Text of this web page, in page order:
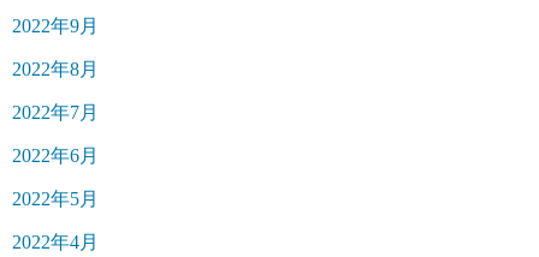
2022年9月
2022年8月
2022年7月
2022年6月
2022年5月
2022年4月